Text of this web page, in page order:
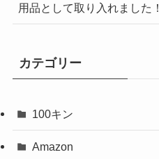
用品として取り入れました！
カテゴリー
100キン
Amazon